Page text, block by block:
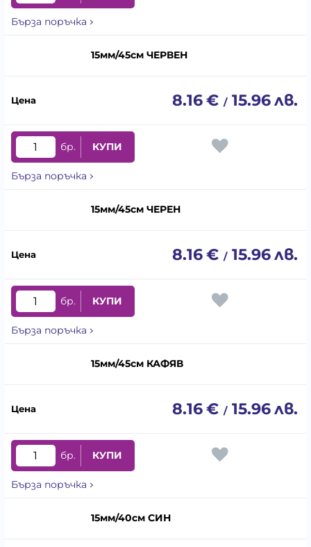
Бърза поръчка
15мм/45см ЧЕРВЕН
8.16€ / 15.96лв.
бр. КУПИ
Бърза поръчка
15мм/45см ЧЕРЕН
8.16€ / 15.96лв.
бр. КУПИ
Бърза поръчка
15мм/45см КАФЯВ
8.16€ / 15.96лв.
бр. КУПИ
Бърза поръчка
15мм/40см СИН